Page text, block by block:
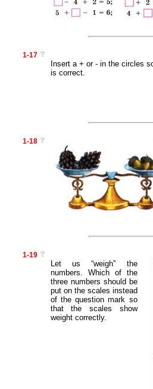
1-17
Insert a + or - in the circles
is correct.
1-18
1-19
Let us “weigh” the
numbers. Which of the
three numbers should be
put on the scales instead
of the question mark so
that the scales show
weight correctly.